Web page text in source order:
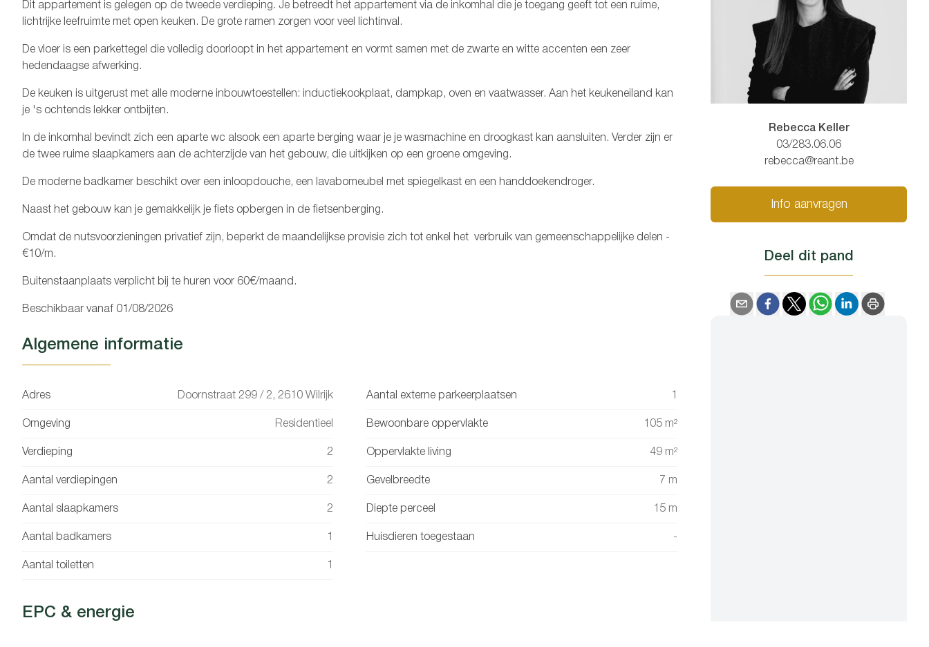
Dit appartement is gelegen op de tweede verdieping. Je betreedt het appartement via de inkomhal die je toegang geeft tot een ruime,
lichtrijke leefruimte met open keuken. De grote ramen zorgen voor veel lichtinval.
De vloer is een parkettegel die volledig doorloopt in het appartement en vormt samen met de zwarte en witte accenten een zeer
hedendaagse afwerking.
De keuken is uitgerust met alle moderne inbouwtoestellen: inductiekookplaat, dampkap, oven en vaatwasser. Aan het keukeneiland kan
je 's ochtends lekker ontbijten.
In de inkomhal bevindt zich een aparte wc alsook een aparte berging waar je je wasmachine en droogkast kan aansluiten. Verder zijn er
de twee ruime slaapkamers aan de achterzijde van het gebouw, die uitkijken op een groene omgeving.
De moderne badkamer beschikt over een inloopdouche, een lavabomeubel met spiegelkast en een handdoekendroger.
Naast het gebouw kan je gemakkelijk je fiets opbergen in de fietsenberging.
Omdat de nutsvoorzieningen privatief zijn, beperkt de maandelijkse provisie zich tot enkel het verbruik van gemeenschappelijke delen -
€10/m.
Buitenstaanplaats verplicht bij te huren voor 60€/maand.
Beschikbaar vanaf 01/08/2026
Algemene informatie
Adres Doornstraat 299 / 2, 2610 Wilrijk Aantal externe parkeerplaatsen
Omgeving Residentieel Bewoonbare oppervlakte 105 m²
Verdieping 2 Oppervlakte living 49 m²
Aantal verdiepingen 2 Gevelbreedte 7 m
Aantal slaapkamers 2 Diepte perceel 15 m
Aantal badkamers Huisdieren toegestaan -
Aantal toiletten
EPC & energie
Rebecca Keller
03/283.06.06
rebecca@reant.be
Info aanvragen
Deel dit pand